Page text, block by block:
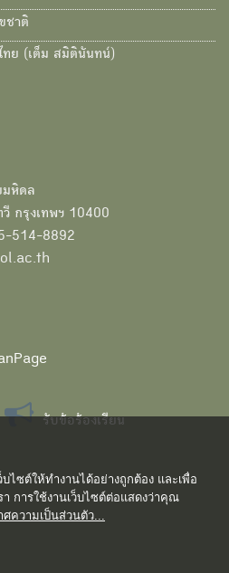
ชาติ
ทย (เต็ม สมิตินันทน์)
มหิดล
กรุงเทพฯ 10400
514-8892
รับข้อร้องเรียน
ไซต์ให้ทำงานได้อย่างถูกต้อง และเพื่อ
า การใช้งานเว็บไซต์ต่อแสดงว่าคุณ
ศความเป็นส่วนตัว...